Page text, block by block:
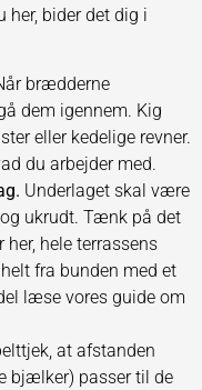
her, bider det dig i
brædderne
dem igennem. Kig
eller kedelige revner.
du arbejder med.
Underlaget skal være
ukrudt. Tænk på det
hele terrassens
fra bunden med et
læse vores guide om
at afstanden
bjælker) passer til de